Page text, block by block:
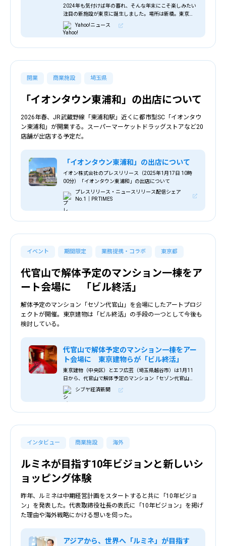
2024年も気付けば年の暮れ、そんな年末にこそ楽しみたい
注目の新施設が東京に誕生しました。場所は新橋。東京駅
と港区をつなぐ立地にあり、まさに大人のレジャー施設で
す。その名は「グランハマー」。今回は、オ
Yahoo!ニュース
開業 商業施設 埼玉県
「イオンタウン東浦和」の出店について
2026年春、JR武蔵野線「東浦和駅」近くに都市型SC「イオンタウ
ン東浦和」が開業する。スーパーマーケットドラッグストアなど20
店舗が出店する予定だ。
「イオンタウン東浦和」の出店について
イオン株式会社のプレスリリース（2025年1月17日 10時
00分）「イオンタウン東浦和」の出店について
プレスリリース・ニュースリリース配信シェア
No.1｜PR TIMES
イベント 期間限定 業務提携・コラボ 東京都
代官山で解体予定のマンション一棟をア
ート会場に 「ビル終活」
解体予定のマンション「セゾン代官山」を会場にしたアートプロジ
ェクトが開催。東京建物は「ビル終活」の手段の一つとして今後も
検討している。
代官山で解体予定のマンション一棟をアー
ト会場に 東京建物らが「ビル終活」
東京建物（中央区）とエフ広芸（埼玉県越谷市）は1月11
日から、代官山で解体予定のマンション「セゾン代官山」
（渋谷区恵比寿西2）を会場にしたアートプロジェクト「ア
ートゴールデン街 by NoxGallery x Superchief x Brillia」
を、一般公開される。
シブヤ経済新聞
インタビュー 商業施設 海外
ルミネが目指す10年ビジョンと新しいシ
ョッピング体験
昨年、ルミネは中期経営計画をスタートすると共に「10年ビジョ
ン」を発表した。代表取締役社長の表氏に「10年ビジョン」を掲げ
た理由や海外戦略にかける想いを伺った。
アジアから、世界へ「ルミネ」が目指す